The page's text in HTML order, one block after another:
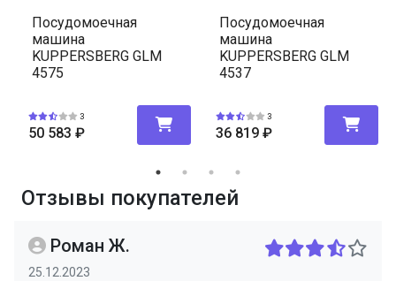
Посудомоечная
машина
KUPPERSBERG GLM
4575
3
50 583 ₽
Посудомоечная
машина
KUPPERSBERG GLM
4537
3
36 819 ₽
Отзывы покупателей
Роман Ж.
25.12.2023